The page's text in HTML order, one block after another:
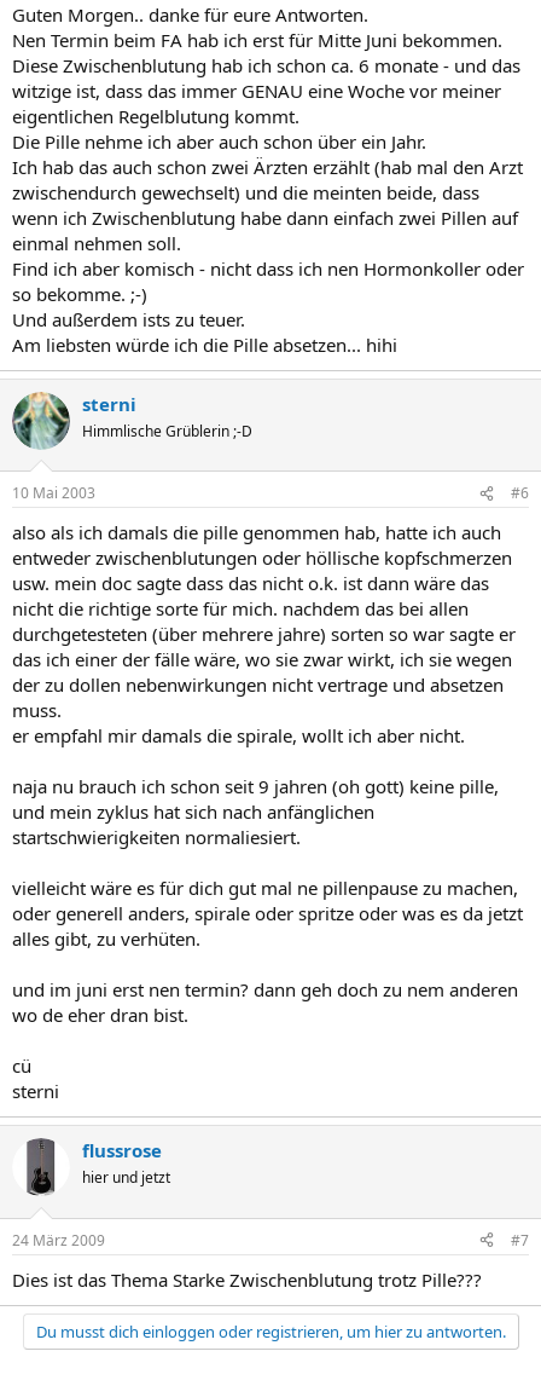
Guten Morgen.. danke für eure Antworten.
Nen Termin beim FA hab ich erst für Mitte Juni bekommen.
Diese Zwischenblutung hab ich schon ca. 6 monate - und das
witzige ist, dass das immer GENAU eine Woche vor meiner
eigentlichen Regelblutung kommt.
Die Pille nehme ich aber auch schon über ein Jahr.
Ich hab das auch schon zwei Ärzten erzählt (hab mal den Arzt
zwischendurch gewechselt) und die meinten beide, dass
wenn ich Zwischenblutung habe dann einfach zwei Pillen auf
einmal nehmen soll.
Find ich aber komisch - nicht dass ich nen Hormonkoller oder
so bekomme. ;-)
Und außerdem ists zu teuer.
Am liebsten würde ich die Pille absetzen... hihi
sterni
Himmlische Grüblerin ;-D
10 Mai 2003 #6
also als ich damals die pille genommen hab, hatte ich auch
entweder zwischenblutungen oder höllische kopfschmerzen
usw. mein doc sagte dass das nicht o.k. ist dann wäre das
nicht die richtige sorte für mich. nachdem das bei allen
durchgetesteten (über mehrere jahre) sorten so war sagte er
das ich einer der fälle wäre, wo sie zwar wirkt, ich sie wegen
der zu dollen nebenwirkungen nicht vertrage und absetzen
muss.
er empfahl mir damals die spirale, wollt ich aber nicht.
naja nu brauch ich schon seit 9 jahren (oh gott) keine pille,
und mein zyklus hat sich nach anfänglichen
startschwierigkeiten normaliesiert.
vielleicht wäre es für dich gut mal ne pillenpause zu machen,
oder generell anders, spirale oder spritze oder was es da jetzt
alles gibt, zu verhüten.
und im juni erst nen termin? dann geh doch zu nem anderen
wo de eher dran bist.
cü
sterni
flussrose
hier und jetzt
24 März 2009 #7
Dies ist das Thema Starke Zwischenblutung trotz Pille???
Du musst dich einloggen oder registrieren, um hier zu antworten.